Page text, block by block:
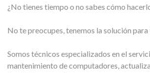
¿No tienes tiempo o no sabes cómo
No te preocupes, tenemos la solución para
Somos técnicos especializados en el
mantenimiento de computadores,